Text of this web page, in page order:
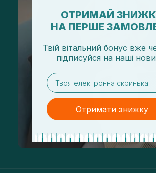
ОТРИМАЙ
НА ПЕРШЕ
Твій вітальний бонус вже
підписуйся на наші
email
Отримати знижку